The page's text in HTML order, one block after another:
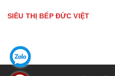
SIÊU THỊ BẾP ĐỨC VIỆT